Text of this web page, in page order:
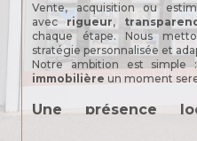
Vente, acquisition ou
avec rigueur,
chaque étape. Nous
stratégie personnalisée et
Notre ambition est simple
immobilière un moment
Une présence